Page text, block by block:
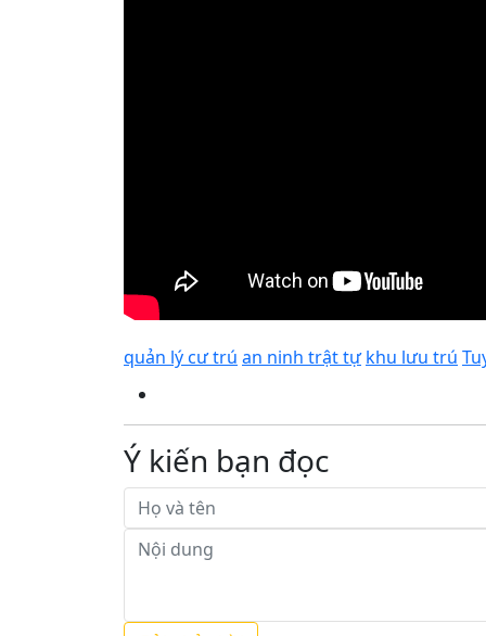
quản lý cư trú an ninh trật tự khu lưu trú
Ý kiến bạn đọc